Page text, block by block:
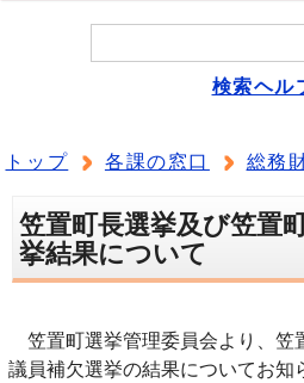
検索ヘル
トップ 各課の窓口 総務
笠置町長選挙及び笠置
挙結果について
笠置町選挙管理委員会より、笠
議員補欠選挙の結果についてお知